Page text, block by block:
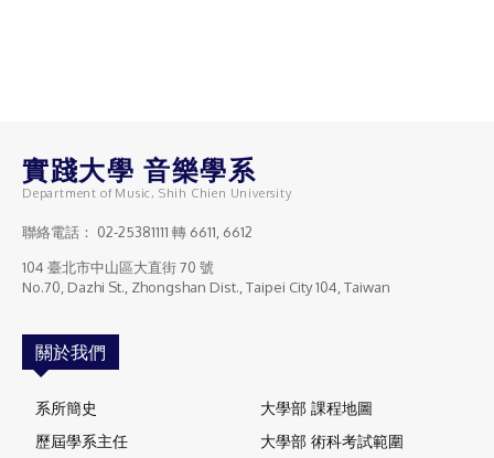
實踐大學 音樂學系
Department of Music, Shih Chien University
聯絡電話： 02-25381111 轉 6611, 6612
104 臺北市中山區大直街 70 號
No.70, Dazhi St., Zhongshan Dist., Taipei City 104, Taiwan
關於我們
系所簡史
歷屆學系主任
大學部 課程地圖
大學部 術科考試範圍